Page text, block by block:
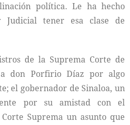
política. Le ha hecho
Judicial tener esa clase de
de la Suprema Corte de
don Porfirio Díaz por algo
el gobernador de Sinaloa, un
por su amistad con el
Suprema un asunto que